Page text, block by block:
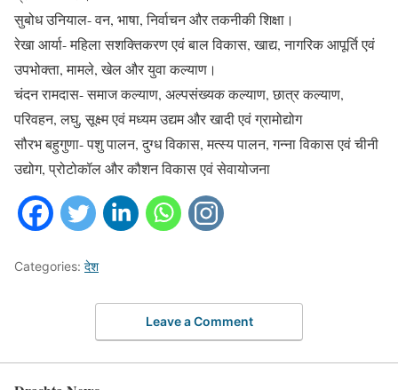
सुबोध उनियाल- वन, भाषा, निर्वाचन और तकनीकी शिक्षा।
रेखा आर्या- महिला सशक्तिकरण एवं बाल विकास, खाद्य, नागरिक आपूर्ति एवं
उपभोक्ता, मामले, खेल और युवा कल्याण।
चंदन रामदास- समाज कल्याण, अल्पसंख्यक कल्याण, छात्र कल्याण,
परिवहन, लघु, सूक्ष्म एवं मध्यम उद्यम और खादी एवं ग्रामोद्योग
सौरभ बहुगुणा- पशु पालन, दुग्ध विकास, मत्स्य पालन, गन्ना विकास एवं चीनी
उद्योग, प्रोटोकॉल और कौशन विकास एवं सेवायोजना
Categories: देश
Leave a Comment